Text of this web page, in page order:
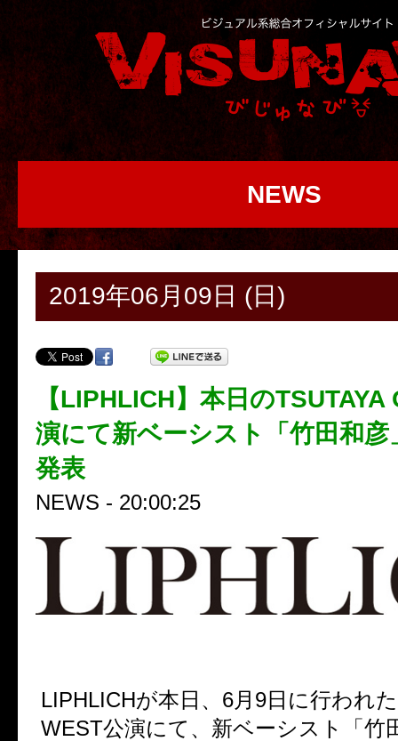
NEWS
2019年06月09日 (日)
【LIPHLICH】本日のTSUTAYA
演にて新ベーシスト「竹田和彦
発表
NEWS - 20:00:25
LIPHLICHが本日、6月9日に行われ
WEST公演にて、新ベーシスト「竹